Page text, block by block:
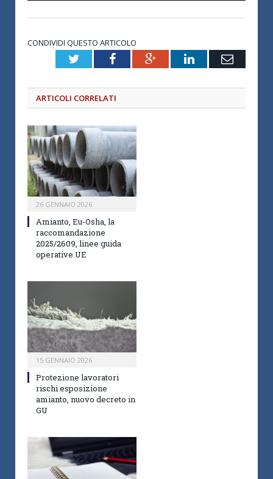
CONDIVIDI QUESTO ARTICOLO
TwitterFacebookGoogle+LinkedInEmail
ARTICOLI CORRELATI
26 GENNAIO 2026
Amianto, Eu-Osha, la
raccomandazione
2025/2609, linee guida
operative UE
15 GENNAIO 2026
Protezione lavoratori
rischi esposizione
amianto, nuovo decreto in
GU